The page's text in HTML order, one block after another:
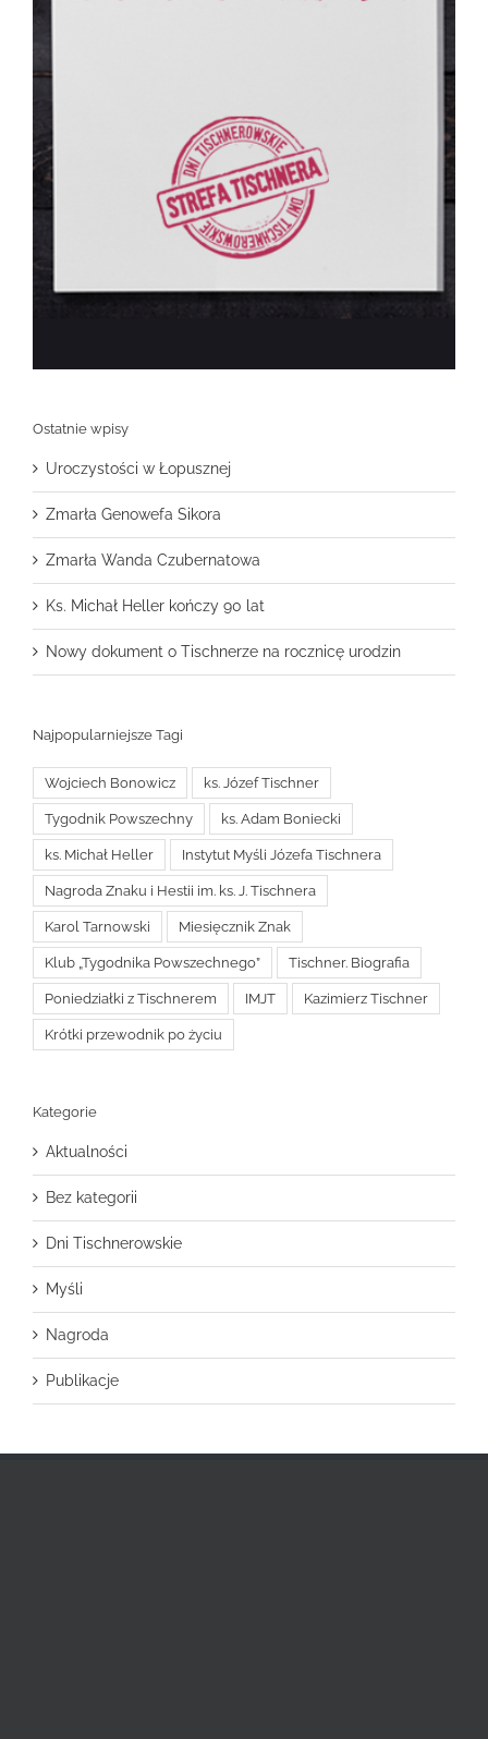
Ostatnie wpisy
Uroczystości w Łopusznej
Zmarła Genowefa Sikora
Zmarła Wanda Czubernatowa
Ks. Michał Heller kończy 90 lat
Nowy dokument o Tischnerze na rocznicę urodzin
Najpopularniejsze Tagi
Wojciech Bonowicz ks. Józef Tischner
Tygodnik Powszechny ks. Adam Boniecki
ks. Michał Heller Instytut Myśli Józefa Tischnera
Nagroda Znaku i Hestii im. ks. J. Tischnera
Karol Tarnowski Miesięcznik Znak
Klub „Tygodnika Powszechnego” Tischner. Biografia
Poniedziałki z Tischnerem IMJT Kazimierz Tischner
Krótki przewodnik po życiu
Kategorie
Aktualności
Bez kategorii
Dni Tischnerowskie
Myśli
Nagroda
Publikacje